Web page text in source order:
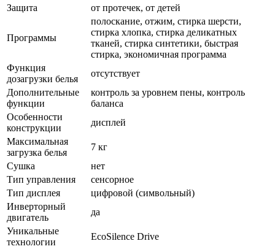
Защита
от протечек, от детей
Программы
полоскание, отжим, стирка шерсти,
стирка хлопка, стирка деликатных
тканей, стирка синтетики, быстрая
стирка, экономичная программа
Функция
дозагрузки белья
отсутствует
Дополнительные
функции
контроль за уровнем пены, контроль
баланса
Особенности
конструкции
дисплей
Максимальная
загрузка белья
7 кг
Сушка
нет
Тип управления
сенсорное
Тип дисплея
цифровой (символьный)
Инверторный
двигатель
да
Уникальные
технологии
EcoSilence Drive